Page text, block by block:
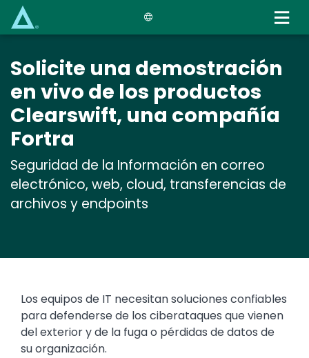
Solicite una demostración
en vivo de los productos
Clearswift, una compañía
Fortra
Seguridad de la Información en correo
electrónico, web, cloud, transferencias de
archivos y endpoints
Los equipos de IT necesitan soluciones confiables
para defenderse de los ciberataques que vienen
del exterior y de la fuga o pérdidas de datos de
su organización.